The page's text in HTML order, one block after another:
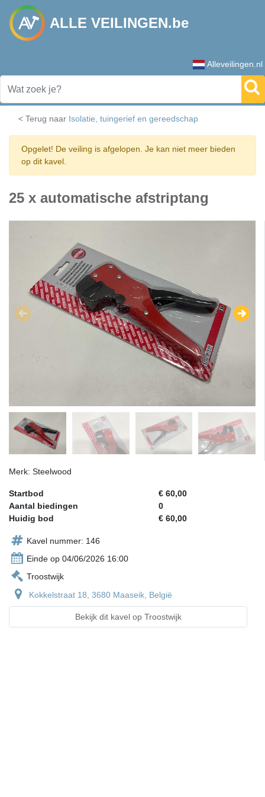
ALLE VEILINGEN.be
Alleveilingen.nl
< Terug naar Isolatie, tuingerief en gereedschap
Opgelet! De veiling is afgelopen. Je kan niet meer bieden
op dit kavel.
25 x automatische afstriptang
Merk: Steelwood
Startbod
€ 60,00
Aantal biedingen
0
Huidig bod
€ 60,00
Kavel nummer: 146
Einde op 04/06/2026 16:00
Troostwijk
Kokkelstraat 18, 3680 Maaseik, België
Bekijk dit kavel op Troostwijk